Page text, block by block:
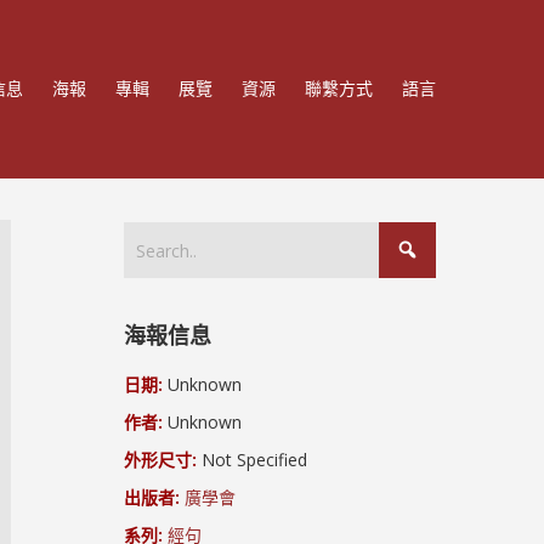
息 海報 專輯 展覽 資源 聯繫方式 語言
海報信息
日期: Unknown
作者: Unknown
外形尺寸: Not Specified
出版者: 廣學會
系列: 經句